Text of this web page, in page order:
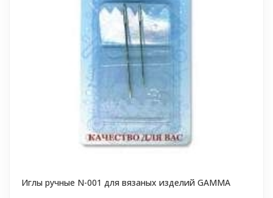
Иглы ручные N-001 для вязаных изделий GAMMA